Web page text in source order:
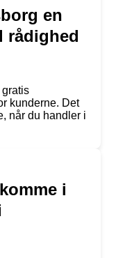
en
rådighed
kunderne. Det
når du handler i
i